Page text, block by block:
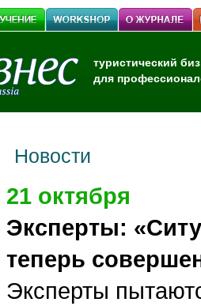
туристический
для
Новости
21 октября
Эксперты:
теперь
Эксперты